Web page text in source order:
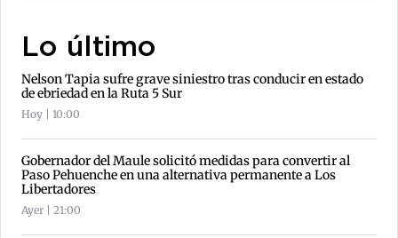
Lo último
Nelson Tapia sufre grave siniestro tras conducir en estado
de ebriedad en la Ruta 5 Sur
Hoy | 10:00
Gobernador del Maule solicitó medidas para convertir al
Paso Pehuenche en una alternativa permanente a Los
Libertadores
Ayer | 21:00